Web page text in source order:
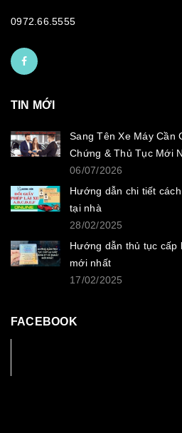
0972.66.5555
TIN MỚI
Sang Tên Xe Máy Cần
Chứng & Thủ Tục Mới
06/07/2026
Hướng dẫn chi tiết
tại nhà
28/02/2025
Hướng dẫn thủ tục cấp
mới nhất
17/02/2025
FACEBOOK